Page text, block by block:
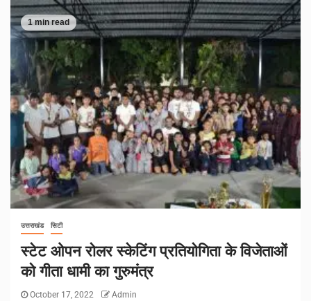
1 min read
उत्तराखंड सिटी
स्टेट ओपन रोलर स्केटिंग प्रतियोगिता के विजेताओं
को गीता धामी का गुरुमंत्र
October 17, 2022 Admin